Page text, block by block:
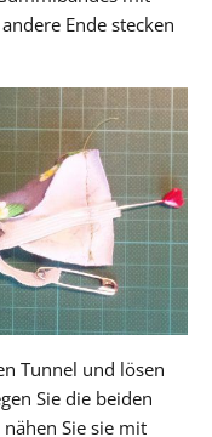
Ende stecken
Tunnel und lösen
Sie die beiden
Sie sie mit